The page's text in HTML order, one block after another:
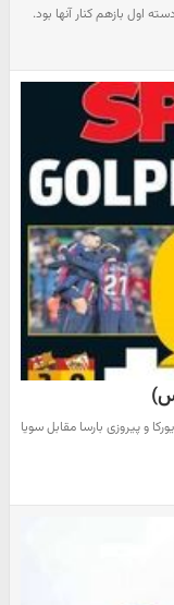
اول بازهم کنار آنها بود.
و پیروزی بارسا مقابل سویا